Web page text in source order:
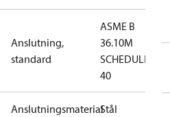
Anslutning,
standard
ASME B
36.10M
SCHEDULE
40
AnslutningsmaterialStål